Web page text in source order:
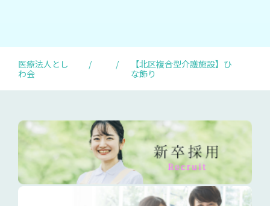
医療法人とし
わ会
/ /
【北区複合型介護施設】ひ
な飾り